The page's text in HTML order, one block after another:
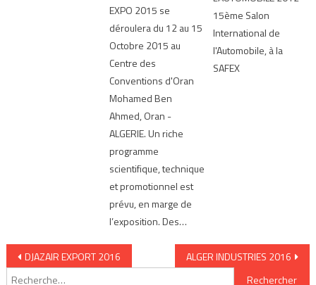
EXPO 2015 se
déroulera du 12 au 15
Octobre 2015 au
Centre des
Conventions d'Oran
Mohamed Ben
Ahmed, Oran -
ALGERIE. Un riche
programme
scientifique, technique
et promotionnel est
prévu, en marge de
l’exposition. Des…
15ème Salon
International de
l'Automobile, à la
SAFEX
Navigation de l’article
DJAZAIR EXPORT 2016 ALGER INDUSTRIES 2016
Rechercher :